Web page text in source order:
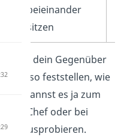
beieinander
sitzen
sich dein Gegenüber
du also feststellen, wie
– du kannst es ja zum
Chef oder bei
ausprobieren.